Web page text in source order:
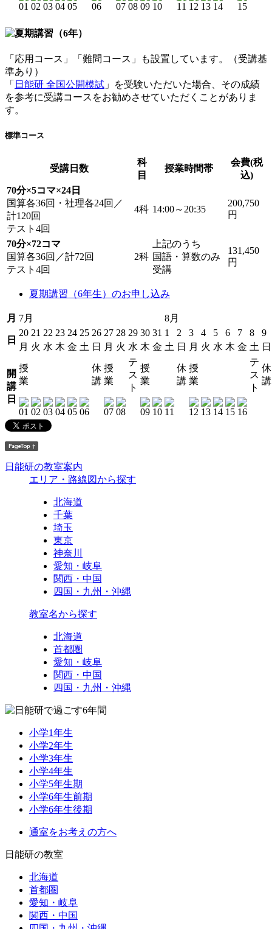
「応用コース」「難問コース」も設置しています。（受講基
準あり）
「 日能研 全国公開模試 」を受験いただいた場合、その成績
を参考に受講コースをお勧めさせていただくことがありま
す。
標準コース
受講日数
科
目
授業時間帯
会費(税
込)
70分×5コマ×24日
国算各36回・社理各24回／
計120回
テスト4回
4科 14:00～20:35
200,750
円
70分×72コマ
国算各36回／計72回
テスト4回
2科
上記のうち
国語・算数のみ
受講
131,450
円
夏期講習（6年生）のお申し込み
月 7月 8月
日
20 21 22 23 24 25 26 27 28 29 30 31 1 2 3 4 5 6 7 8
9
月 火 水 木 金 土 日 月 火 水 木 金 土 日 月 火 水 木 金 土 日
開
講
日
授
業
休
講
授
業
テ
ス
ト
授
業
休
講
授
業
テ
ス
ト
休
講
日能研の教室案内
エリア・路線図から探す
北海道
千葉
埼玉
東京
神奈川
愛知・岐阜
関西・中国
四国・九州・沖縄
教室名から探す
北海道
首都圏
愛知・岐阜
関西・中国
四国・九州・沖縄
小学1年生
小学2年生
小学3年生
小学4年生
小学5年生期
小学6年生前期
小学6年生後期
通室をお考えの方へ
日能研の教室
北海道
首都圏
愛知・岐阜
関西・中国